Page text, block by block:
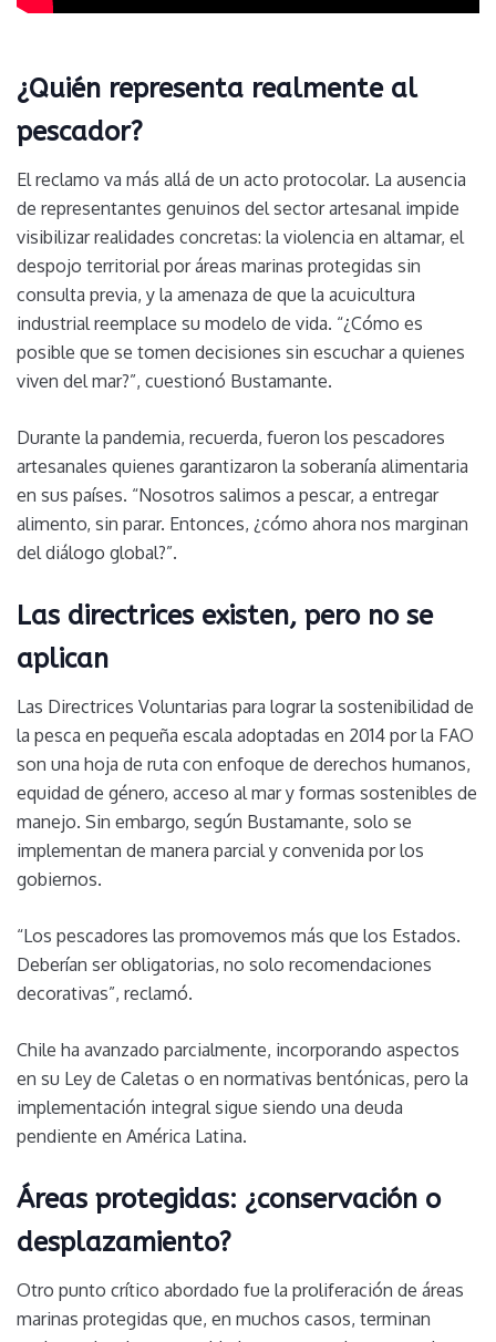
¿Quién representa realmente al
pescador?
El reclamo va más allá de un acto protocolar. La ausencia
de representantes genuinos del sector artesanal impide
visibilizar realidades concretas: la violencia en altamar, el
despojo territorial por áreas marinas protegidas sin
consulta previa, y la amenaza de que la acuicultura
industrial reemplace su modelo de vida. “¿Cómo es
posible que se tomen decisiones sin escuchar a quienes
viven del mar?”, cuestionó Bustamante.
Durante la pandemia, recuerda, fueron los pescadores
artesanales quienes garantizaron la soberanía alimentaria
en sus países. “Nosotros salimos a pescar, a entregar
alimento, sin parar. Entonces, ¿cómo ahora nos marginan
del diálogo global?”.
Las directrices existen, pero no se
aplican
Las Directrices Voluntarias para lograr la sostenibilidad de
la pesca en pequeña escala adoptadas en 2014 por la FAO
son una hoja de ruta con enfoque de derechos humanos,
equidad de género, acceso al mar y formas sostenibles de
manejo. Sin embargo, según Bustamante, solo se
implementan de manera parcial y convenida por los
gobiernos.
“Los pescadores las promovemos más que los Estados.
Deberían ser obligatorias, no solo recomendaciones
decorativas”, reclamó.
Chile ha avanzado parcialmente, incorporando aspectos
en su Ley de Caletas o en normativas bentónicas, pero la
implementación integral sigue siendo una deuda
pendiente en América Latina.
Áreas protegidas: ¿conservación o
desplazamiento?
Otro punto crítico abordado fue la proliferación de áreas
marinas protegidas que, en muchos casos, terminan